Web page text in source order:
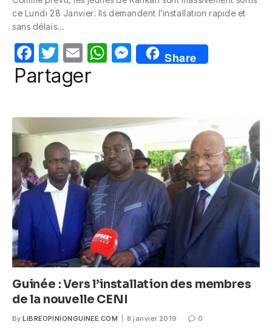
e
b
o
o
k
er
s
p
p
e
g
er
ce Lundi 28 Janvier. Ils demandent l’installation rapide et
sans délais…
F
a
b
o
o
k
T
w
itt
E
m
W
A
p
p
M
e
n
g
er
Share
Partager
Guinée : Vers l’installation des membres
de la nouvelle CENI
By LIBREOPINIONGUINEE.COM 8 janvier 2019 0